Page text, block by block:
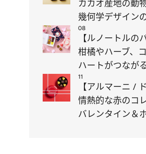
カカオ産地の動
幾何学デザイン
08
【ルノートルの
柑橘やハーブ、
ハートがつなが
11
【アルマーニ /
情熱的な赤のコ
バレンタイン＆